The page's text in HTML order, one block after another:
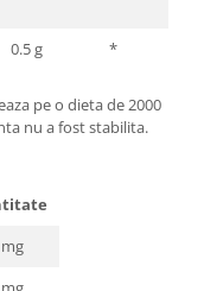
0.5 g *
pe o dieta de 2000
nu a fost stabilita.